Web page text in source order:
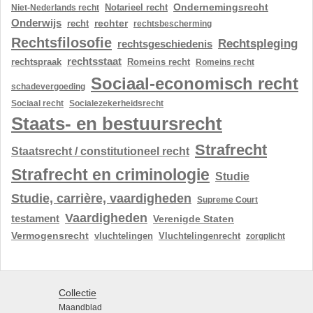
Niet-Nederlands recht
Notarieel recht Ondernemingsrecht
Onderwijs recht rechter rechtsbescherming
Rechtsfilosofie rechtsgeschiedenis Rechtspleging
rechtspraak rechtsstaat Romeins recht Romeins recht
schadevergoeding Sociaal-economisch recht
Sociaal recht Socialezekerheidsrecht
Staats- en bestuursrecht
Staatsrecht / constitutioneel recht Strafrecht
Strafrecht en criminologie Studie
Studie, carrière, vaardigheden Supreme Court
testament Vaardigheden Verenigde Staten
Vermogensrecht vluchtelingen Vluchtelingenrecht zorgplicht
Collectie
Maandblad